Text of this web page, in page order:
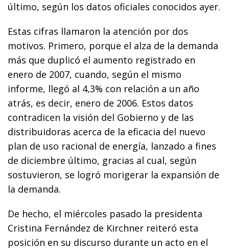
último, según los datos oficiales conocidos ayer.
Estas cifras llamaron la atención por dos
motivos. Primero, porque el alza de la demanda
más que duplicó el aumento registrado en
enero de 2007, cuando, según el mismo
informe, llegó al 4,3% con relación a un año
atrás, es decir, enero de 2006. Estos datos
contradicen la visión del Gobierno y de las
distribuidoras acerca de la eficacia del nuevo
plan de uso racional de energía, lanzado a fines
de diciembre último, gracias al cual, según
sostuvieron, se logró morigerar la expansión de
la demanda.
De hecho, el miércoles pasado la presidenta
Cristina Fernández de Kirchner reiteró esta
posición en su discurso durante un acto en el